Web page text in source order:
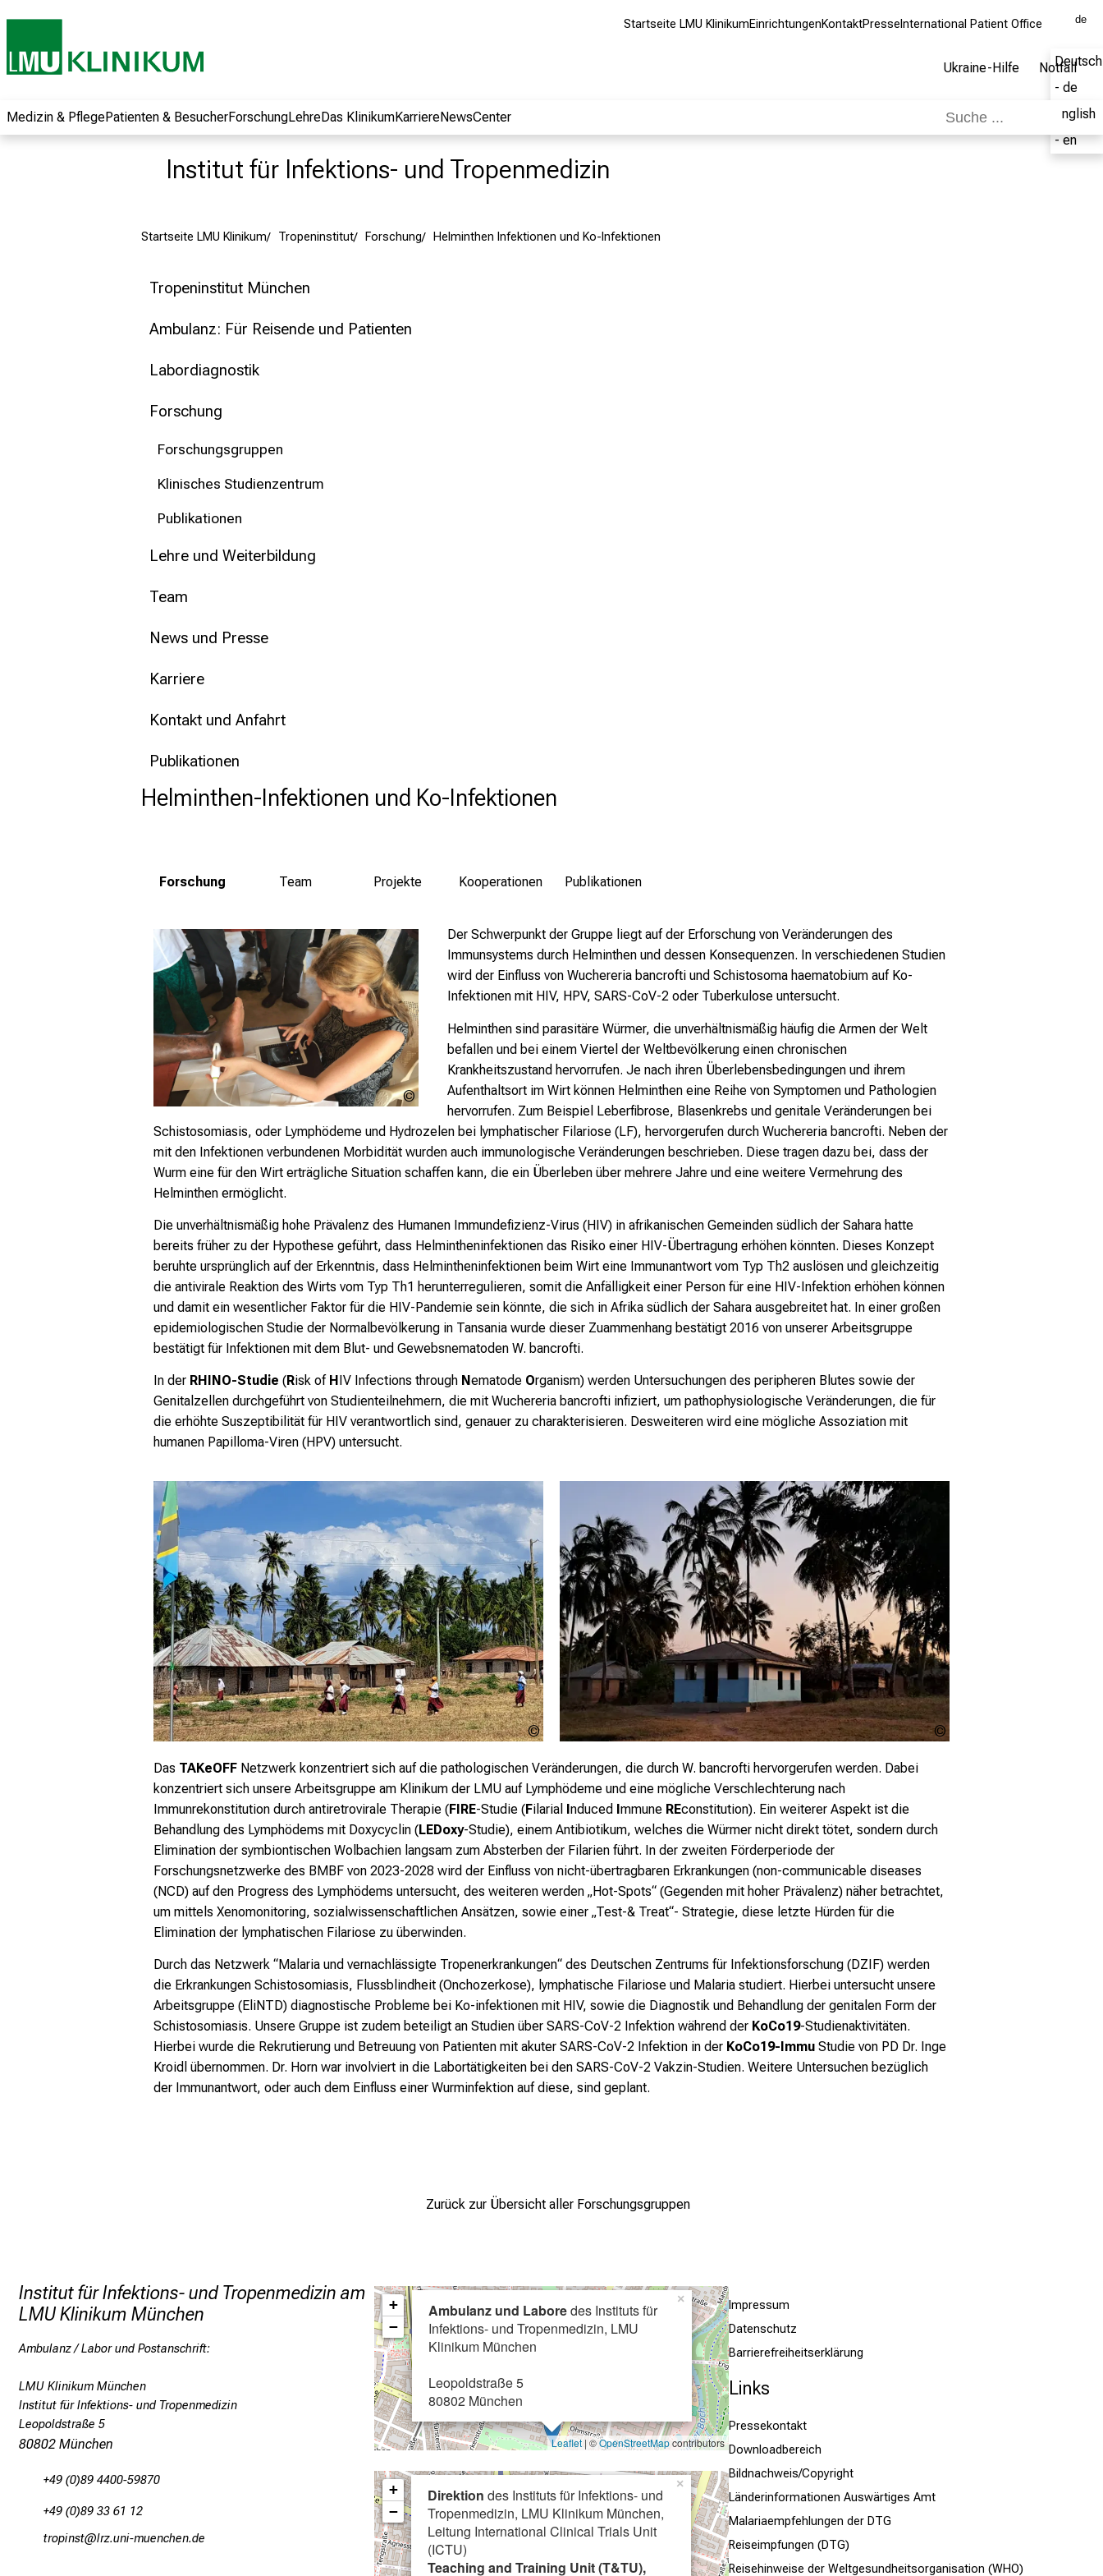
Startseite LMU KlinikumEinrichtungenKontaktPresse International Patient Office de
Deutsch
- de
English
- en
Ukraine-Hilfe Notfall
Medizin & PflegePatienten & BesucherForschungLehreDas KlinikumKarriereNewsCenter
Institut für Infektions- und Tropenmedizin
Startseite LMU Klinikum Tropeninstitut Forschung Helminthen Infektionen und Ko-Infektionen
Tropeninstitut München
Ambulanz: Für Reisende und Patienten
Labordiagnostik
Forschung
Forschungsgruppen
Klinisches Studienzentrum
Publikationen
Lehre und Weiterbildung
Team
News und Presse
Karriere
Kontakt und Anfahrt
Publikationen
Helminthen-Infektionen und Ko-Infektionen
Forschung Team Projekte Kooperationen Publikationen
Priv.-Doz.
Dr. med.
Inge
Kroidl/LMU
Klinikum
Der Schwerpunkt der Gruppe liegt auf der Erforschung von Veränderungen des
Immunsystems durch Helminthen und dessen Konsequenzen. In verschiedenen Studien
wird der Einfluss vonWuchereria bancrofti undSchistosoma haematobium auf Ko-
Infektionen mit HIV, HPV, SARS-CoV-2 oder Tuberkulose untersucht.
Helminthen sind parasitäre Würmer, die unverhältnismäßig häufig die Armen der Welt
befallen und bei einem Viertel der Weltbevölkerung einen chronischen
Krankheitszustand hervorrufen. Je nach ihren Überlebensbedingungen und ihrem
Aufenthaltsort im Wirt können Helminthen eine Reihe von Symptomen und Pathologien
hervorrufen. Zum Beispiel Leberfibrose, Blasenkrebs und genitale Veränderungen bei
Schistosomiasis, oder Lymphödeme und Hydrozelen bei lymphatischer Filariose (LF), hervorgerufen durch Wuchereria bancrofti. Neben der
mit den Infektionen verbundenen Morbidität wurden auch immunologische Veränderungen beschrieben. Diese tragen dazu bei, dass der
Wurm eine für den Wirt erträgliche Situation schaffen kann, die ein Überleben über mehrere Jahre und eine weitere Vermehrung des
Helminthen ermöglicht.
Die unverhältnismäßig hohe Prävalenz des Humanen Immundefizienz-Virus (HIV) in afrikanischen Gemeinden südlich der Sahara hatte
bereits früher zu der Hypothese geführt, dass Helmintheninfektionen das Risiko einer HIV-Übertragung erhöhen könnten. Dieses Konzept
beruhte ursprünglich auf der Erkenntnis, dass Helmintheninfektionen beim Wirt eine Immunantwort vom Typ Th2 auslösen und gleichzeitig
die antivirale Reaktion des Wirts vom Typ Th1 herunterregulieren, somit die Anfälligkeit einer Person für eine HIV-Infektion erhöhen können
und damit ein wesentlicher Faktor für die HIV-Pandemie sein könnte, die sich in Afrika südlich der Sahara ausgebreitet hat. In einer großen
epidemiologischen Studie der Normalbevölkerung in Tansania wurde dieser Zuammenhang bestätigt 2016 von unserer Arbeitsgruppe
bestätigt für Infektionen mit dem Blut- und Gewebsnematoden W. bancrofti.
In der RHINO-Studie (Risk of H IV Infections through N ematode Organism) werden Untersuchungen des peripheren Blutes sowie der
Genitalzellen durchgeführt von Studienteilnehmern, die mit Wuchereria bancrofti infiziert, um pathophysiologische Veränderungen, die für
die erhöhte Suszeptibilität für HIV verantwortlich sind, genauer zu charakterisieren. Desweiteren wird eine mögliche Assoziation mit
humanen Papilloma-Viren (HPV) untersucht.
Prof.
med.
Inge
Kroidl
Das TAKeOFF Netzwerk konzentriert sich auf die pathologischen Veränderungen, die durch W. bancrofti hervorgerufen werden. Dabei
konzentriert sich unsere Arbeitsgruppe am Klinikum der LMU auf Lymphödeme und eine mögliche Verschlechterung nach
Immunrekonstitution durch antiretrovirale Therapie (FIRE-Studie (Filarial Induced Immune REconstitution). Ein weiterer Aspekt ist die
Behandlung des Lymphödems mit Doxycyclin (LEDoxy-Studie), einem Antibiotikum, welches die Würmer nicht direkt tötet, sondern durch
Elimination der symbiontischen Wolbachien langsam zum Absterben der Filarien führt. In der zweiten Förderperiode der
Forschungsnetzwerke des BMBF von 2023-2028 wird der Einfluss von nicht-übertragbaren Erkrankungen (non-communicable diseases
(NCD) auf den Progress des Lymphödems untersucht, des weiteren werden „Hot-Spots“ (Gegenden mit hoher Prävalenz) näher betrachtet,
um mittels Xenomonitoring, sozialwissenschaftlichen Ansätzen, sowie einer „Test-& Treat“- Strategie, diese letzte Hürden für die
Elimination der lymphatischen Filariose zu überwinden.
Durch das Netzwerk “Malaria und vernachlässigte Tropenerkrankungen“ des Deutschen Zentrums für Infektionsforschung (DZIF) werden
die Erkrankungen Schistosomiasis, Flussblindheit (Onchozerkose), lymphatische Filariose und Malaria studiert. Hierbei untersucht unsere
Arbeitsgruppe (EliNTD) diagnostische Probleme bei Ko-infektionen mit HIV, sowie die Diagnostik und Behandlung der genitalen Form der
Schistosomiasis. Unsere Gruppe ist zudem beteiligt an Studien über SARS-CoV-2 Infektion während der KoCo19-Studienaktivitäten.
Hierbei wurde die Rekrutierung und Betreuung von Patienten mit akuter SARS-CoV-2 Infektion in der KoCo19-Immu Studie von PD Dr. Inge
Kroidl übernommen. Dr. Horn war involviert in die Labortätigkeiten bei den SARS-CoV-2 Vakzin-Studien. Weitere Untersuchen bezüglich
der Immunantwort, oder auch dem Einfluss einer Wurminfektion auf diese, sind geplant.
Zurück zur Übersicht aller Forschungsgruppen
Informationen zu
Jobs, Ausbildungen
Weiterbildungen.
Kommen Sie
begeistern – ganz
ohne Anmeldung.
mehr Informationen
Institut für Infektions- und Tropenmedizin am
LMU Klinikum München
Ambulanz / Labor und Postanschrift:
LMU Klinikum München
Institut für Infektions- und Tropenmedizin
Leopoldstraße 5
80802 München
+49 (0)89 4400-59870
+49 (0)89 33 61 12
bpüölSuncb
äpß-fulGvfiuyziu mWi
Ambulanz und Laboredes Instituts für
Infektions- und Tropenmedizin, LMU
Klinikum München
Leopoldstraße 5
80802 München
×
+
−
Leaflet | ©OpenStreetMapcontributors
Direktion des Instituts für Infektions- und
Tropenmedizin, LMU Klinikum München,
Leitung International Clinical Trials Unit
(ICTU)
Teaching and Training Unit (T&TU),
×
+
−
Impressum
Datenschutz
Barrierefreiheitserklärung
Links
Pressekontakt
Downloadbereich
Bildnachweis/Copyright
Länderinformationen Auswärtiges Amt
Malariaempfehlungen der DTG
Reiseimpfungen (DTG)
Reisehinweise der Weltgesundheitsorganisation (WHO)